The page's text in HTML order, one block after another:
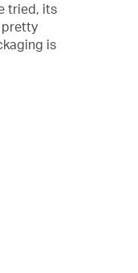
tried, its
pretty
is